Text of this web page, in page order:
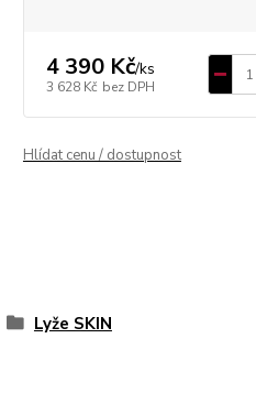
4 390 Kč/ks
3 628 Kč bez DPH
Hlídat cenu / dostupnost
Lyže SKIN